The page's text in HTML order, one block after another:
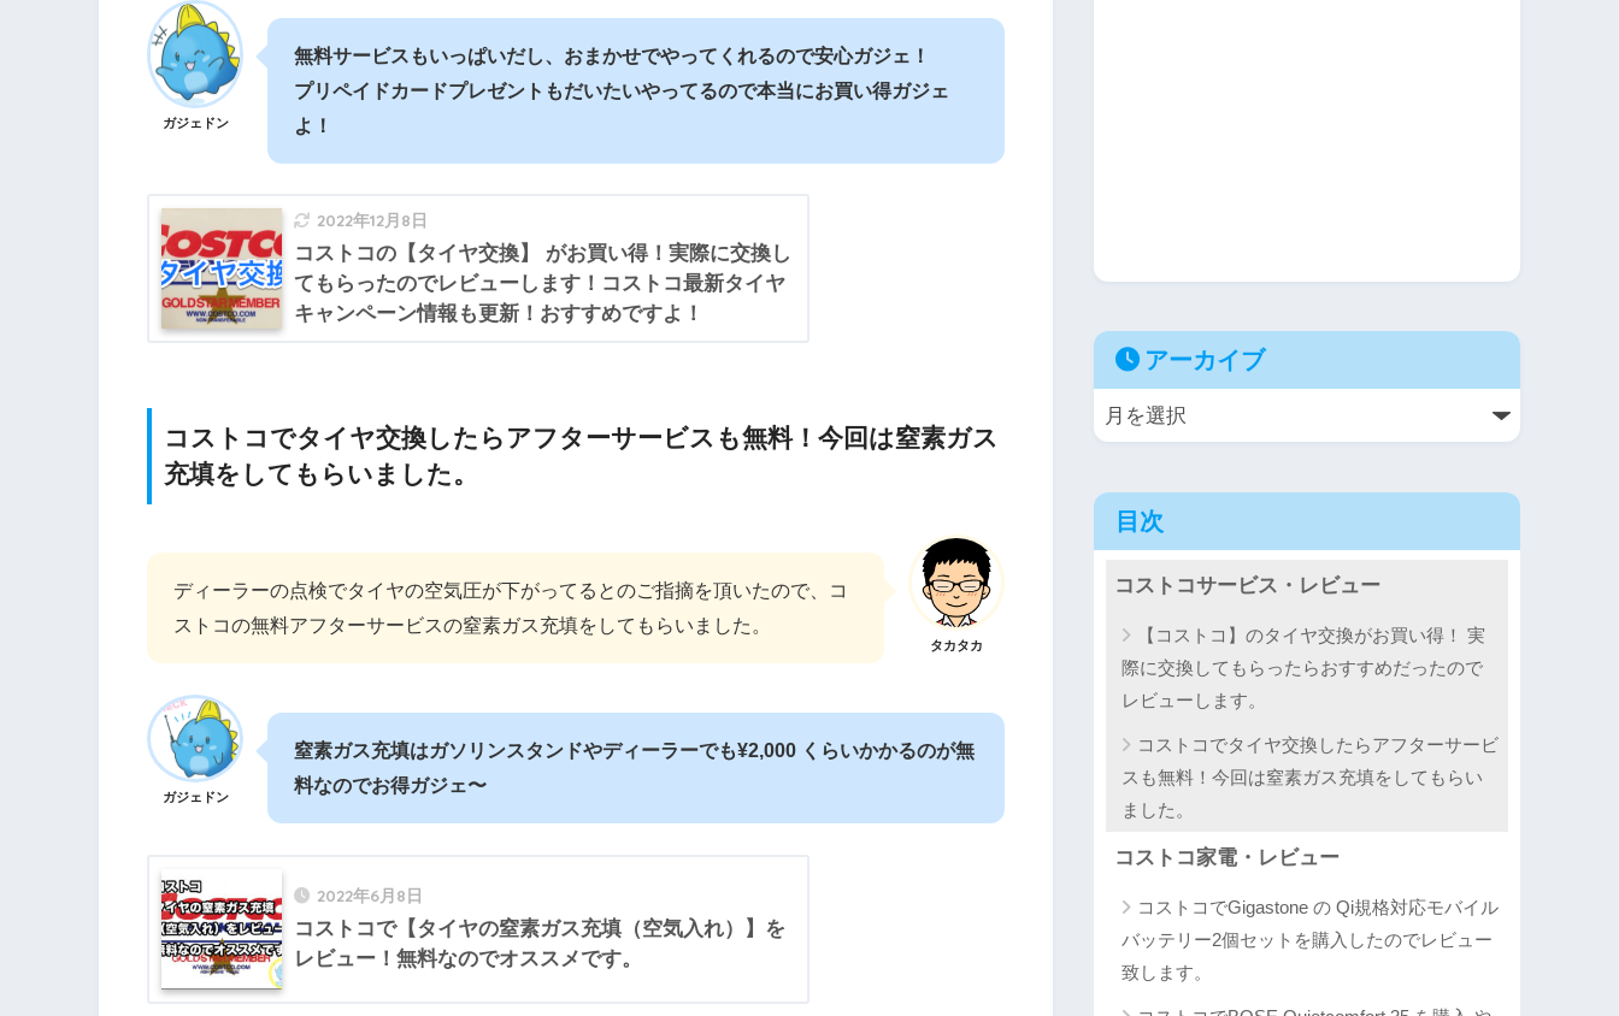
ガジェドン
無料サービスもいっぱいだし、おまかせでやってくれるので安心ガジェ！
プリペイドカードプレゼントもだいたいやってるので本当にお買い得ガジェ
よ！
2022年12月8日
コストコの【タイヤ交換】 がお買い得！実際に交換し
てもらったのでレビューします！コストコ最新タイヤ
キャンペーン情報も更新！おすすめですよ！
コストコでタイヤ交換したらアフターサービスも無料！今回は窒素ガス
充填をしてもらいました。
タカタカ
ディーラーの点検でタイヤの空気圧が下がってるとのご指摘を頂いたので、コ
ストコの無料アフターサービスの窒素ガス充填をしてもらいました。
ガジェドン
窒素ガス充填はガソリンスタンドやディーラーでも¥2,000 くらいかかるのが無
料なのでお得ガジェ〜
2022年6月8日
コストコで【タイヤの窒素ガス充填（空気入れ）】を
レビュー！無料なのでオススメです。
アーカイブ
目次
コストコサービス・レビュー
【コストコ】のタイヤ交換がお買い得！ 実
際に交換してもらったらおすすめだったので
レビューします。
コストコでタイヤ交換したらアフターサービ
スも無料！今回は窒素ガス充填をしてもらい
ました。
コストコ家電・レビュー
コストコでGigastone の Qi規格対応モバイル
バッテリー2個セットを購入したのでレビュー
致します。